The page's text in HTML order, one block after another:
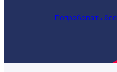
Попробовать